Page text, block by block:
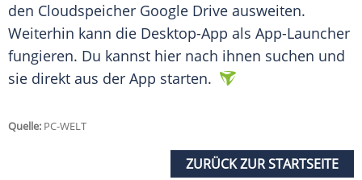
den Cloudspeicher Google Drive ausweiten.
Weiterhin kann die Desktop-App als App-Launcher
fungieren. Du kannst hier nach ihnen suchen und
sie direkt aus der App starten.
Quelle: PC-WELT
ZURÜCK ZUR STARTSEITE